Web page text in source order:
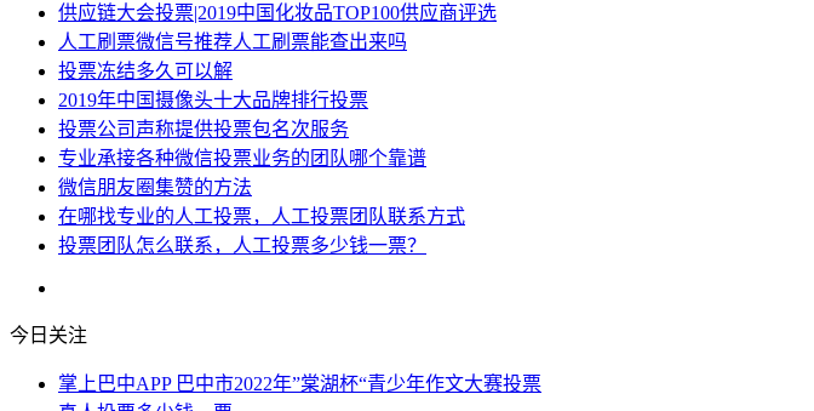
供应链大会投票|2019中国化妆品TOP100供应商评选
人工刷票微信号推荐人工刷票能查出来吗
投票冻结多久可以解
2019年中国摄像头十大品牌排行投票
投票公司声称提供投票包名次服务
专业承接各种微信投票业务的团队哪个靠谱
微信朋友圈集赞的方法
在哪找专业的人工投票，人工投票团队联系方式
投票团队怎么联系，人工投票多少钱一票？
今日关注
掌上巴中APP 巴中市2022年”棠湖杯“青少年作文大赛投票